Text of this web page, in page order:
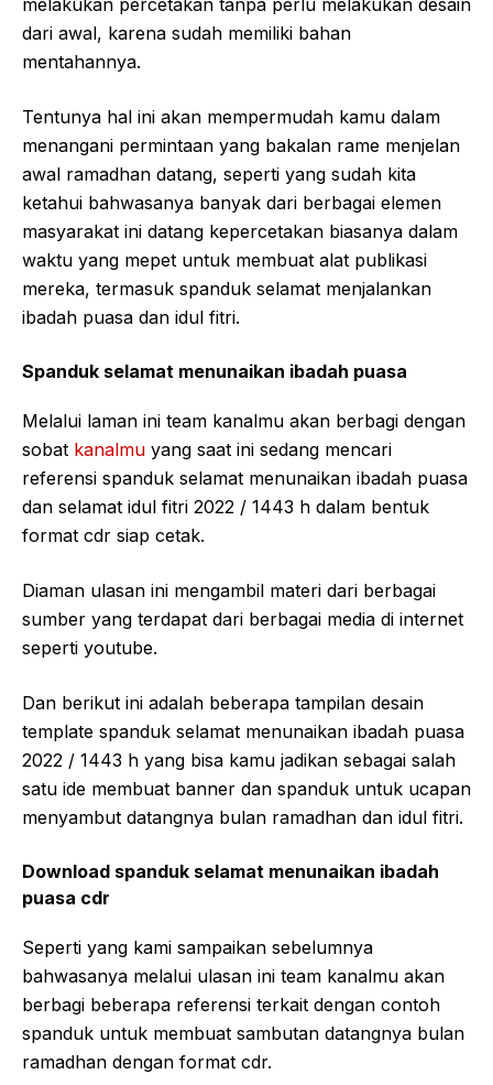
dari awal, karena sudah memiliki bahan
mentahannya.
Tentunya hal ini akan mempermudah kamu dalam
menangani permintaan yang bakalan rame menjelan
awal ramadhan datang, seperti yang sudah kita
ketahui bahwasanya banyak dari berbagai elemen
masyarakat ini datang kepercetakan biasanya dalam
waktu yang mepet untuk membuat alat publikasi
mereka, termasuk spanduk selamat menjalankan
ibadah puasa dan idul fitri.
Spanduk selamat menunaikan ibadah puasa
Melalui laman ini team kanalmu akan berbagi dengan
sobat kanalmu yang saat ini sedang mencari
referensi spanduk selamat menunaikan ibadah puasa
dan selamat idul fitri 2022 / 1443 h dalam bentuk
format cdr siap cetak.
Diaman ulasan ini mengambil materi dari berbagai
sumber yang terdapat dari berbagai media di internet
seperti youtube.
Dan berikut ini adalah beberapa tampilan desain
template spanduk selamat menunaikan ibadah puasa
2022 / 1443 h yang bisa kamu jadikan sebagai salah
satu ide membuat banner dan spanduk untuk ucapan
menyambut datangnya bulan ramadhan dan idul fitri.
Download spanduk selamat menunaikan ibadah
puasa cdr
Seperti yang kami sampaikan sebelumnya
bahwasanya melalui ulasan ini team kanalmu akan
berbagi beberapa referensi terkait dengan contoh
spanduk untuk membuat sambutan datangnya bulan
ramadhan dengan format cdr.